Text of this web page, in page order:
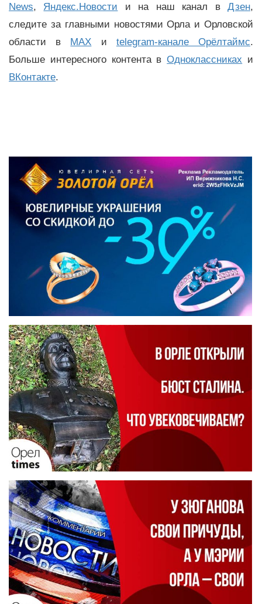
News, Яндекс.Новости и на наш канал вДзен,
следите за главными новостями Орла и Орловской
области в MAX и telegram-канале Орёлтаймс.
Больше интересного контента вОдноклассниках и
ВКонтакте.